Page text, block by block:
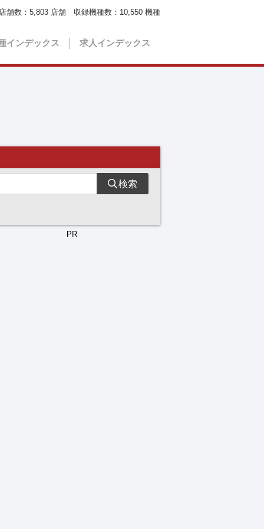
インデックス 求人インデックス
舗数： 5,803 店舗 収録機種数： 10,550 機種
検索
PR